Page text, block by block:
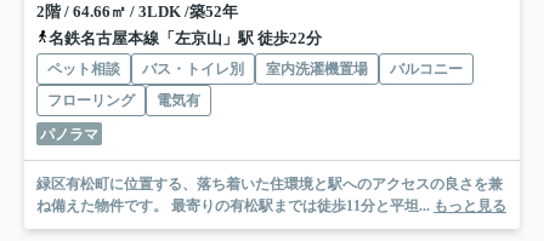
2階 / 64.66㎡ / 3LDK /築52年
名鉄名古屋本線「左京山」駅 徒歩22分
ペット相談 バス・トイレ別 室内洗濯機置場
バルコニー
フローリング
電気有
パノラマ
緑区有松町に位置する、落ち着いた住環境と駅へのアクセスの良さを兼
ね備えた物件です。 最寄りの有松駅までは徒歩11分と平坦... もっと見る